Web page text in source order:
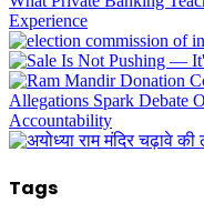
Tags